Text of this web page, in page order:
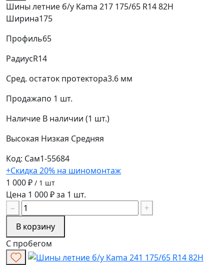
Шины летние б/у Kama 217 175/65 R14 82H
Ширина175
Профиль65
РадиусR14
Сред. остаток протектора3.6 мм
Продажапо 1 шт.
Наличие В наличии (1 шт.)
Высокая Низкая Средняя
Код: Сам1-55684
+Скидка 20% на шиномонтаж
1 000 ₽ / 1 шт
Цена 1 000 ₽ за 1 шт.
−
+
В корзину
С пробегом